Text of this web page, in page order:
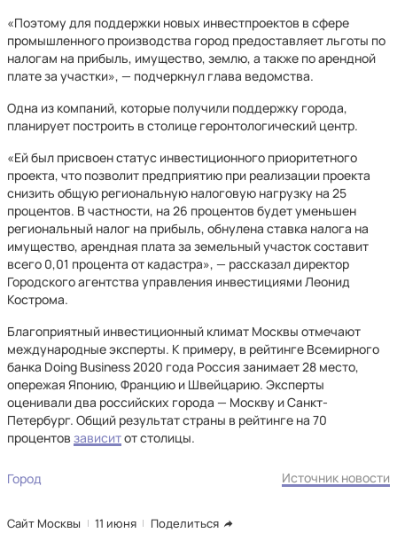
«Поэтому для поддержки новых инвестпроектов в сфере
промышленного производства город предоставляет льготы по
налогам на прибыль, имущество, землю, а также по арендной
плате за участки», — подчеркнул глава ведомства.
Одна из компаний, которые получили поддержку города,
планирует построить в столице геронтологический центр.
«Ей был присвоен статус инвестиционного приоритетного
проекта, что позволит предприятию при реализации проекта
снизить общую региональную налоговую нагрузку на 25
процентов. В частности, на 26 процентов будет уменьшен
региональный налог на прибыль, обнулена ставка налога на
имущество, арендная плата за земельный участок составит
всего 0,01 процента от кадастра», — рассказал директор
Городского агентства управления инвестициями Леонид
Кострома.
Благоприятный инвестиционный климат Москвы отмечают
международные эксперты. К примеру, в рейтинге Всемирного
банка Doing Business 2020 года Россия занимает 28 место,
опережая Японию, Францию и Швейцарию. Эксперты
оценивали два российских города — Москву и Санкт-
Петербург. Общий результат страны в рейтинге на 70
процентов зависитот столицы.
Город Источник новости
Сайт Москвы 11 июня Поделиться